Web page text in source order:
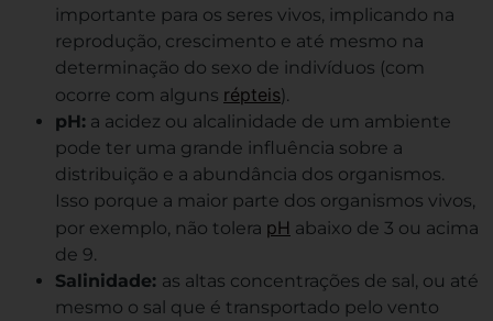
importante para os seres vivos, implicando na
reprodução, crescimento e até mesmo na
determinação do sexo de indivíduos (com
ocorre com alguns répteis).
pH: a acidez ou alcalinidade de um ambiente
pode ter uma grande influência sobre a
distribuição e a abundância dos organismos.
Isso porque a maior parte dos organismos vivos,
por exemplo, não tolera pH abaixo de 3 ou acima
de 9.
Salinidade: as altas concentrações de sal, ou até
mesmo o sal que é transportado pelo vento